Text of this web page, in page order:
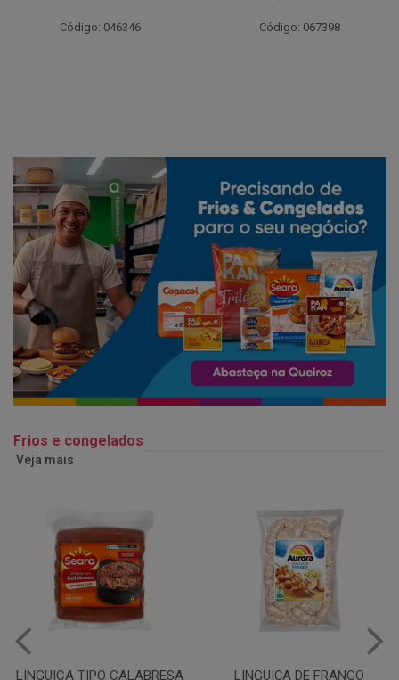
Código: 046346 Código: 067398
Frios e congelados
Veja mais
LINGUIÇA DE FRANGO QUEIJO MUSSARELA